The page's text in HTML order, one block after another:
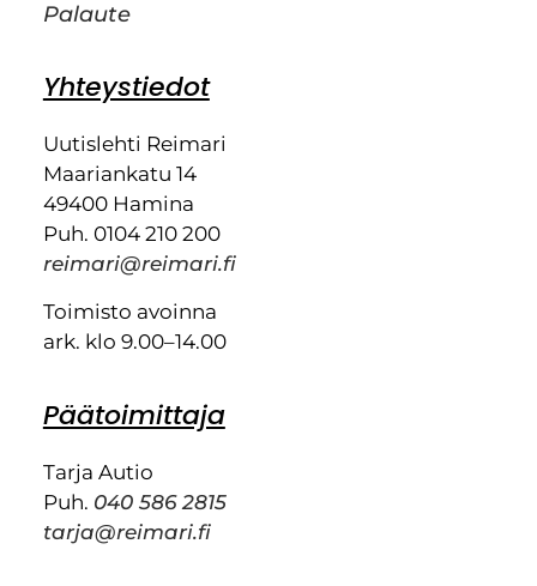
Palaute
Yhteystiedot
Uutislehti Reimari
Maariankatu 14
49400 Hamina
Puh. 0104 210 200
reimari@reimari.fi
Toimisto avoinna
ark. klo 9.00–14.00
Päätoimittaja
Tarja Autio
Puh. 040 586 2815
tarja@reimari.fi